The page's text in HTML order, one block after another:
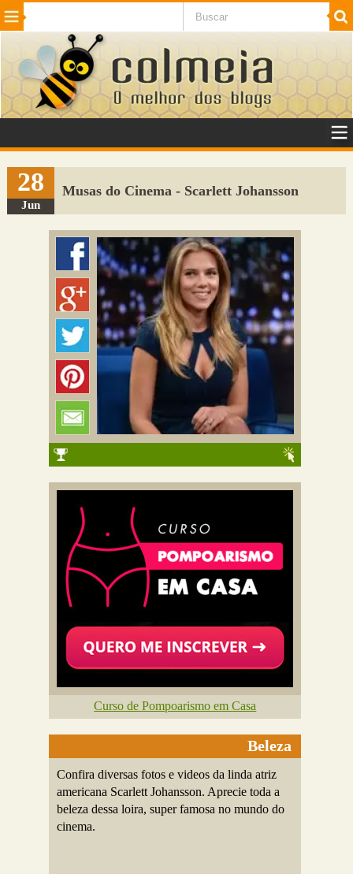
Beleza Cinema e TV
Internet Jogos NotÃ­cias SaÃºde
VeÃ­culos Adulto
Sugerir Link
Adicionar Blog
Colmeia Exchange
Perguntas Frequentes
28
Jun
Musas do Cinema - Scarlett Johansson
Curso de Pompoarismo em Casa
Beleza
Confira diversas fotos e videos da linda atriz
americana Scarlett Johansson. Aprecie toda a
beleza dessa loira, super famosa no mundo do
cinema.